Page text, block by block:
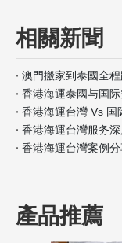
相關新聞
產品推薦